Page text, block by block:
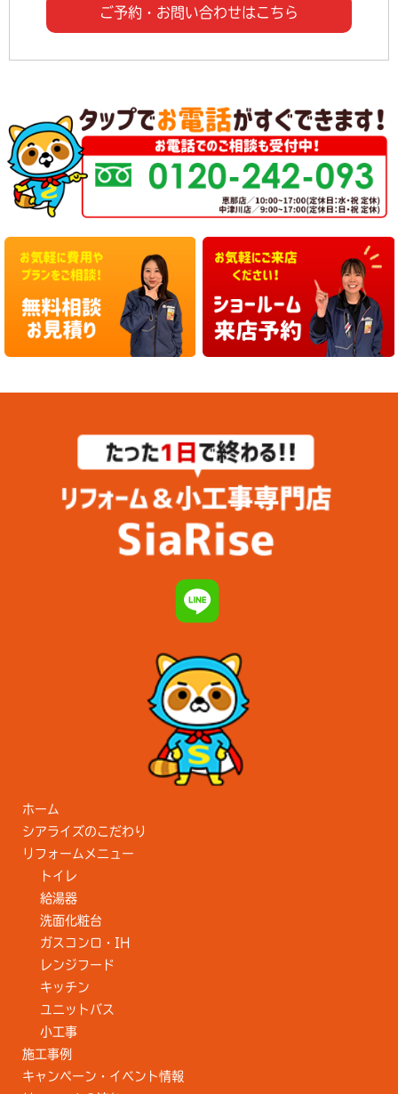
ご予約・お問い合わせはこちら
ホーム
シアライズのこだわり
リフォームメニュー
トイレ
給湯器
洗面化粧台
ガスコンロ・IH
レンジフード
キッチン
ユニットバス
小工事
施工事例
キャンペーン・イベント情報